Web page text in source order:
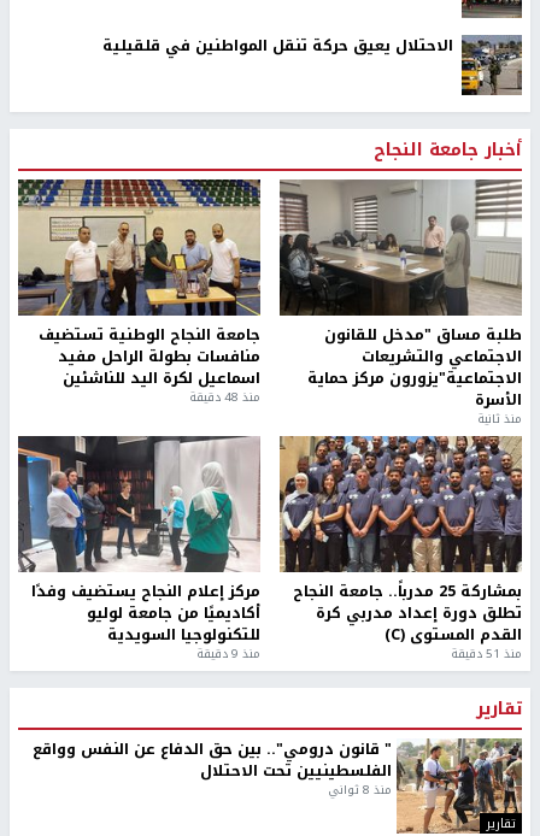
الاحتلال يعيق حركة تنقل المواطنين في قلقيلية
أخبار جامعة النجاح
طلبة مساق "مدخل للقانون
الاجتماعي والتشريعات
الاجتماعية"يزورون مركز حماية
الأسرة
منذ ثانية
جامعة النجاح الوطنية تستضيف
منافسات بطولة الراحل مفيد
اسماعيل لكرة اليد للناشئين
منذ 48 دقيقة
بمشاركة 25 مدرباً.. جامعة النجاح
تطلق دورة إعداد مدربي كرة
القدم المستوى (C)
منذ 51 دقيقة
مركز إعلام النجاح يستضيف وفدًا
أكاديميًا من جامعة لوليو
للتكنولوجيا السويدية
منذ 9 دقيقة
تقارير
تقارير
" قانون درومي".. بين حق الدفاع عن النفس وواقع
الفلسطينيين تحت الاحتلال
منذ 8 ثواني